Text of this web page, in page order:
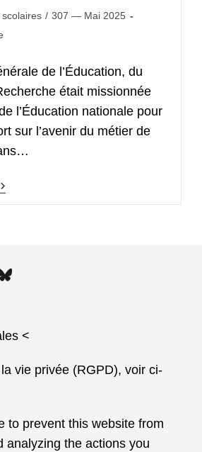
/ 307 — Mai 2025
de l’Éducation, du
était missionnée
l’Éducation nationale pour
sur l’avenir du métier de
Le
<
vie privée (RGPD), voir ci-
to prevent this website from
analyzing the actions you